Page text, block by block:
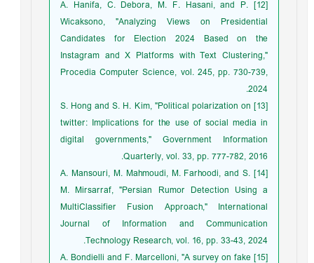
[12] A. Hanifa, C. Debora, M. F. Hasani, and P.
Wicaksono, "Analyzing Views on Presidential
Candidates for Election 2024 Based on the
Instagram and X Platforms with Text Clustering,"
Procedia Computer Science, vol. 245, pp. 730-739,
2024.
[13] S. Hong and S. H. Kim, "Political polarization on
twitter: Implications for the use of social media in
digital governments," Government Information
Quarterly, vol. 33, pp. 777-782, 2016.
[14] A. Mansouri, M. Mahmoudi, M. Farhoodi, and S.
M. Mirsarraf, "Persian Rumor Detection Using a
MultiClassifier Fusion Approach," International
Journal of Information and Communication
Technology Research, vol. 16, pp. 33-43, 2024.
[15] A. Bondielli and F. Marcelloni, "A survey on fake